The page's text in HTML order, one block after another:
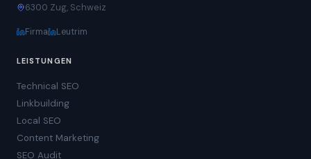
6300 Zug, Schweiz
Firma Leutrim
LEISTUNGEN
Technical SEO
Linkbuilding
Local SEO
Content Marketing
SEO Audit